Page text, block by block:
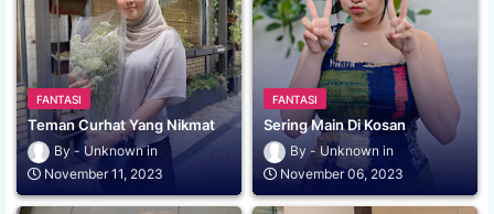
FANTASI
Teman Curhat Yang Nikmat
Unknown
November 11, 2023
FANTASI
Sering Main Di Kosan
Unknown
November 06, 2023